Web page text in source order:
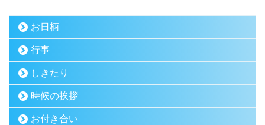
お日柄
行事
しきたり
時候の挨拶
お付き合い